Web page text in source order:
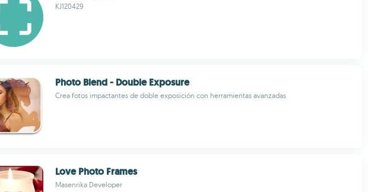
KJ120429
Photo Blend - Double Exposure
Crea fotos impactantes de doble exposición con herramientas avanzadas
Love Photo Frames
Masenrika Developer